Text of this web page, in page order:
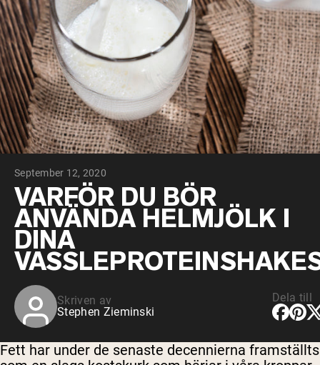
PROTEIN POWDERS Best Seller
Ärtprotein
Gräsbetat vassleproteinpulver
Kollagenpeptider
Choklad Gräsbetad Vassle
Vanilj gräsbetat vassle
Gräsbetat vassleprotein
Shop All Protein Powders
VEGAN PROTEIN
Ärtprotein
Shop All Vegan Protein
September 12, 2020
VARFÖR DU BÖR
ANVÄNDA HELMJÖLK I
DINA
Skriven av
Stephen Zieminski
Dela till
Fett har under de senaste decennierna framställts